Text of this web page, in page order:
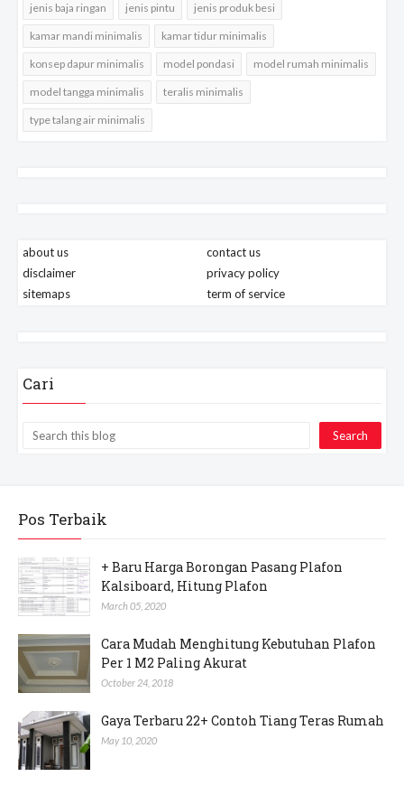
jenis baja ringan jenis pintu jenis produk besi
kamar mandi minimalis kamar tidur minimalis
konsep dapur minimalis model pondasi model rumah minimalis
model tangga minimalis teralis minimalis
type talang air minimalis
about us
contact us
disclaimer
privacy policy
sitemaps
term of service
Cari
Pos Terbaik
+ Baru Harga Borongan Pasang Plafon
Kalsiboard, Hitung Plafon
March 05, 2020
Cara Mudah Menghitung Kebutuhan Plafon
Per 1 M2 Paling Akurat
October 24, 2018
Gaya Terbaru 22+ Contoh Tiang Teras Rumah
May 10, 2020